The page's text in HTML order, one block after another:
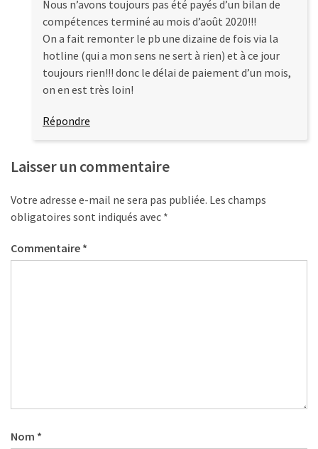
Nous n’avons toujours pas été payés d’un bilan de
compétences terminé au mois d’août 2020!!!
On a fait remonter le pb une dizaine de fois via la
hotline (qui a mon sens ne sert à rien) et à ce jour
toujours rien!!! donc le délai de paiement d’un mois,
on en est très loin!
Répondre
Laisser un commentaire
Votre adresse e-mail ne sera pas publiée. Les champs
obligatoires sont indiqués avec *
Commentaire *
Nom *